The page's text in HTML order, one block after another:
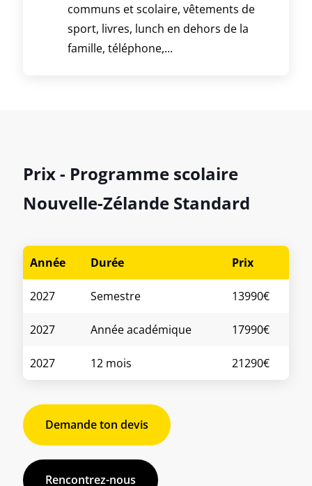
communs et scolaire, vêtements de
sport, livres, lunch en dehors de la
famille, téléphone,...
Prix - Programme scolaire
Nouvelle-Zélande Standard
Année Durée Prix
2027 Semestre 13990€
2027 Année académique 17990€
2027 12 mois 21290€
Demande ton devis
Rencontrez-nous